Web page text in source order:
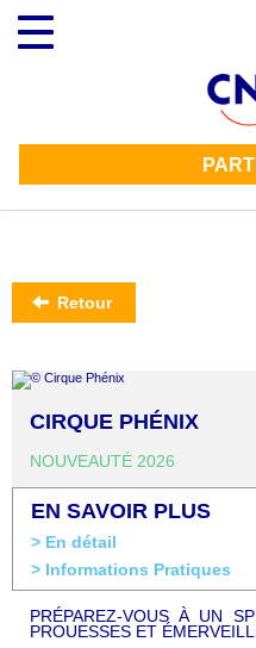
contenu
principal
Toggle
navigation
Retour
CIRQUE PHÉNIX
NOUVEAUTÉ 2026
EN SAVOIR PLUS
> En détail
> Informations Pratiques
PRÉPAREZ-VOUS À UN
PROUESSES ET